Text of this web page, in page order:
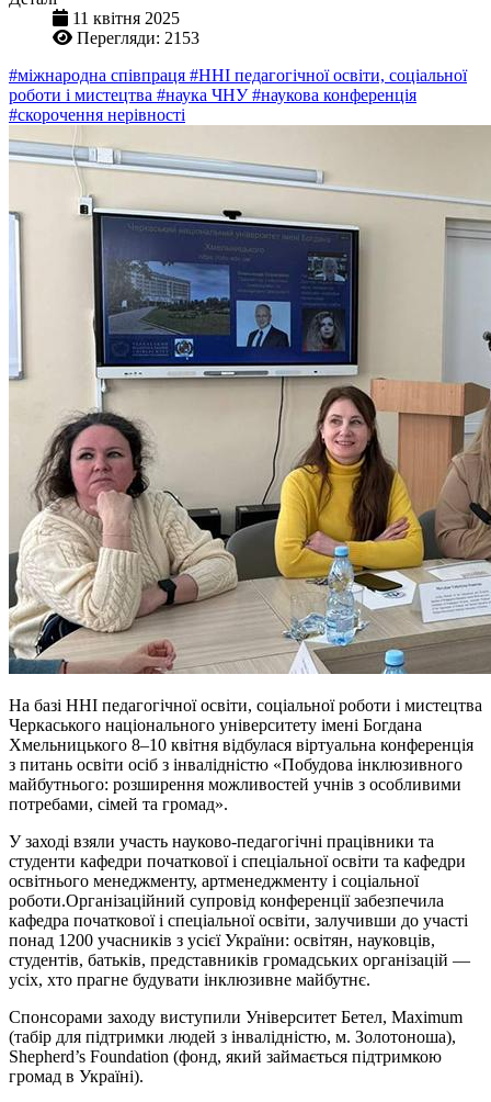
11 квітня 2025
Перегляди: 2153
#міжнародна співпраця #ННІ педагогічної освіти, соціальної
роботи і мистецтва #наука ЧНУ#наукова конференція
#скорочення нерівності
На базі ННІ педагогічної освіти, соціальної роботи і мистецтва
Черкаського національного університету імені Богдана
Хмельницького 8–10 квітня відбулася віртуальна конференція
з питань освіти осіб з інвалідністю «Побудова інклюзивного
майбутнього: розширення можливостей учнів з особливими
потребами, сімей та громад».
У заході взяли участь науково-педагогічні працівники та
студенти кафедри початковоїі спеціальної освіти та кафедри
освітнього менеджменту, артменеджменту і соціальної
роботи.Організаційний супровід конференції забезпечила
кафедра початковоїі спеціальної освіти, залучивши до участі
понад 1200 учасників з усієї України: освітян, науковців,
студентів, батьків, представників громадських організацій —
усіх, хто прагне будувати інклюзивне майбутнє.
Спонсорами заходу виступили Університет Бетел, Maximum
(табір для підтримки людей з інвалідністю, м. Золотоноша),
Shepherd’s Foundation (фонд, який займається підтримкою
громад в Україні).